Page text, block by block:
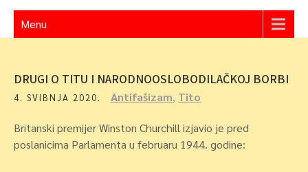
Menu
DRUGI O TITU I NARODNOOSLOBODILAČKOJ BORBI
4. SVIBNJA 2020. Antifašizam, Tito
Britanski premijer Winston Churchill izjavio je pred
poslanicima Parlamenta u februaru 1944. godine: